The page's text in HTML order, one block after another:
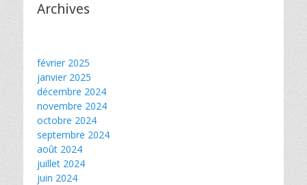
Archives
février 2025
janvier 2025
décembre 2024
novembre 2024
octobre 2024
septembre 2024
août 2024
juillet 2024
juin 2024